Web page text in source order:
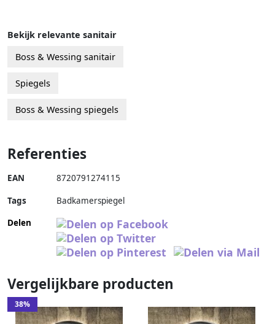
Bekijk relevante sanitair
Boss & Wessing sanitair
Spiegels
Boss & Wessing spiegels
Referenties
EAN 8720791274115
Tags
Badkamerspiegel
Delen
Vergelijkbare producten
38%